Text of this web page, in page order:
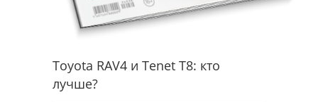
Toyota RAV4 и Tenet T8: кто
лучше?